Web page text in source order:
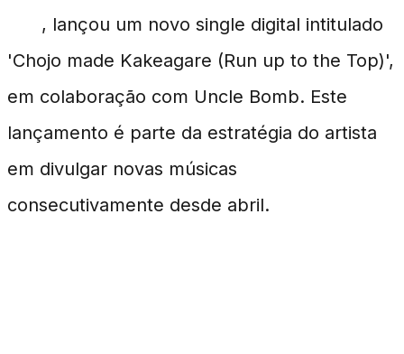
, lançou um novo single digital intitulado
'Chojo made Kakeagare (Run up to the Top)',
em colaboração com Uncle Bomb. Este
lançamento é parte da estratégia do artista
em divulgar novas músicas
consecutivamente desde abril.